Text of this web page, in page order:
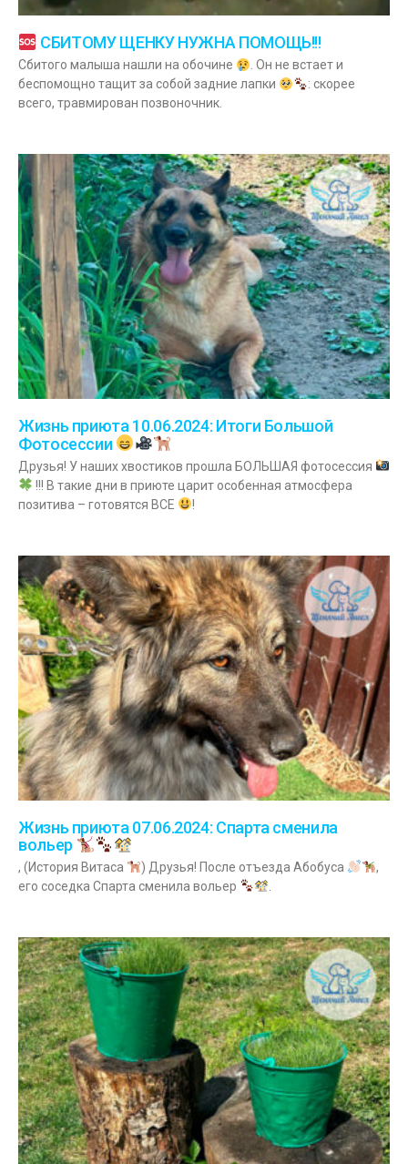
СБИТОМУ ЩЕНКУ НУЖНА ПОМОЩЬ!!!
Сбитого малыша нашли на обочине
. Он не встает и
беспомощно тащит за собой задние лапки
: скорее
всего, травмирован позвоночник.
Жизнь приюта 10.06.2024: Итоги Большой
Фотосессии
Друзья! У наших хвостиков прошла БОЛЬШАЯ фотосессия
!!! В такие дни в приюте царит особенная атмосфера
позитива – готовятся ВСЕ
!
Жизнь приюта 07.06.2024: Спарта сменила
вольер
, (История Витаса ) Друзья! После отъезда Абобуса
,
его соседка Спарта сменила вольер